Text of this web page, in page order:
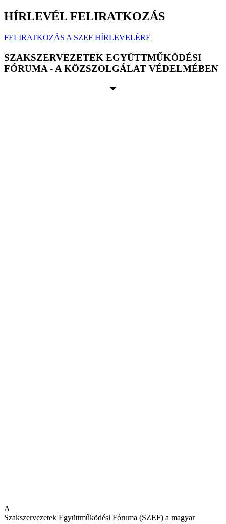
HÍRLEVÉL FELIRATKOZÁS
FELIRATKOZÁS A SZEF HÍRLEVELÉRE
SZAKSZERVEZETEK EGYÜTTMŰKÖDÉSI
FÓRUMA - A KÖZSZOLGÁLAT VÉDELMÉBEN
A
Szakszervezetek Együttműködési Fóruma (SZEF) a magyar